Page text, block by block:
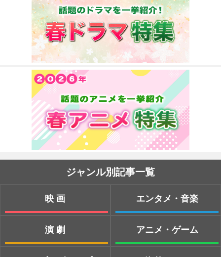
ジャンル別記事一覧
映画
演劇
エンタメ・音楽
アニメ・ゲーム